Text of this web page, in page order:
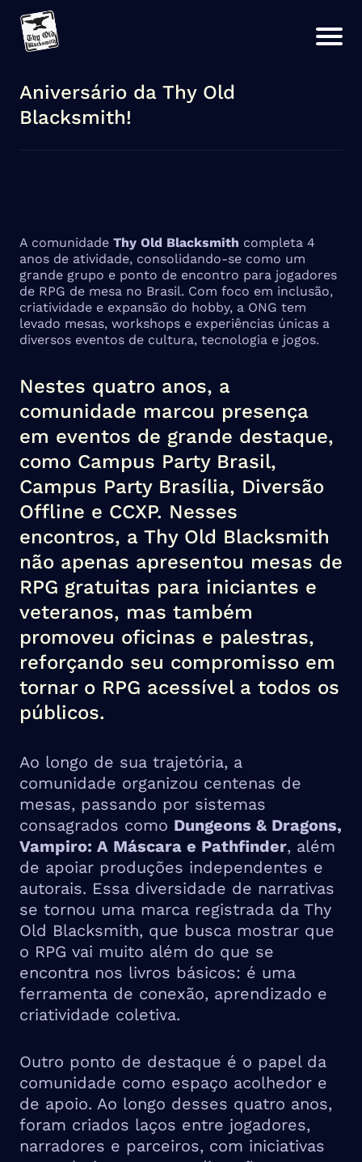
Aniversário da Thy Old
Blacksmith!
A comunidade Thy Old Blacksmith completa 4
anos de atividade, consolidando-se como um
grande grupo e ponto de encontro para jogadores
de RPG de mesa no Brasil. Com foco em inclusão,
criatividade e expansão do hobby, a ONG tem
levado mesas, workshops e experiências únicas a
diversos eventos de cultura, tecnologia e jogos.
Nestes quatro anos, a
comunidade marcou presença
em eventos de grande destaque,
como Campus Party Brasil,
Campus Party Brasília, Diversão
Offline e CCXP. Nesses
encontros, a Thy Old Blacksmith
não apenas apresentou mesas de
RPG gratuitas para iniciantes e
veteranos, mas também
promoveu oficinas e palestras,
reforçando seu compromisso em
tornar o RPG acessível a todos os
públicos.
Ao longo de sua trajetória, a
comunidade organizou centenas de
mesas, passando por sistemas
consagrados como Dungeons & Dragons,
Vampiro: A Máscara e Pathfinder, além
de apoiar produções independentes e
autorais. Essa diversidade de narrativas
se tornou uma marca registrada da Thy
Old Blacksmith, que busca mostrar que
o RPG vai muito além do que se
encontra nos livros básicos: é uma
ferramenta de conexão, aprendizado e
criatividade coletiva.
Outro ponto de destaque é o papel da
comunidade como espaço acolhedor e
de apoio. Ao longo desses quatro anos,
foram criados laços entre jogadores,
narradores e parceiros, com iniciativas